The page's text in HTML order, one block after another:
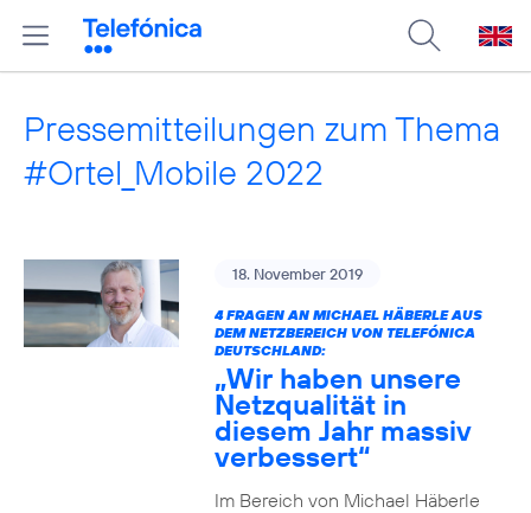
Pressemitteilungen zum Thema
#Ortel_Mobile 2022
18. November 2019
4 FRAGEN AN MICHAEL HÄBERLE AUS
DEM NETZBEREICH VON TELEFÓNICA
DEUTSCHLAND:
„Wir haben unsere
Netzqualität in
diesem Jahr massiv
verbessert“
Im Bereich von Michael Häberle